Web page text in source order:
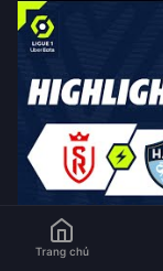
Trang chủ